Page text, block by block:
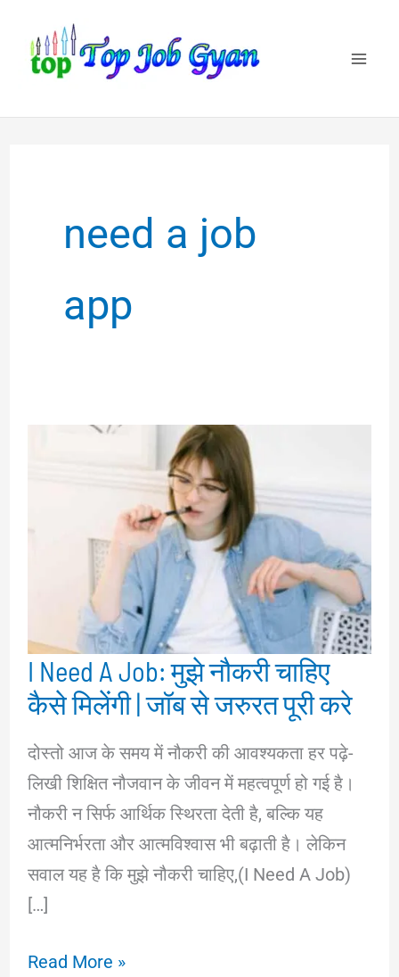
content
need a job
app
I Need A Job: मुझे नौकरी चाहिए
कैसे मिलेंगी | जॉब से जरुरत पूरी करे
दोस्तो आज के समय में नौकरी की आवश्यकता हर पढ़े-
लिखी शिक्षित नौजवान के जीवन में महत्वपूर्ण हो गई है।
नौकरी न सिर्फ आर्थिक स्थिरता देती है, बल्कि यह
आत्मनिर्भरता और आत्मविश्वास भी बढ़ाती है। लेकिन
सवाल यह है कि मुझे नौकरी चाहिए,(I Need A Job)
[…]
IRead More »